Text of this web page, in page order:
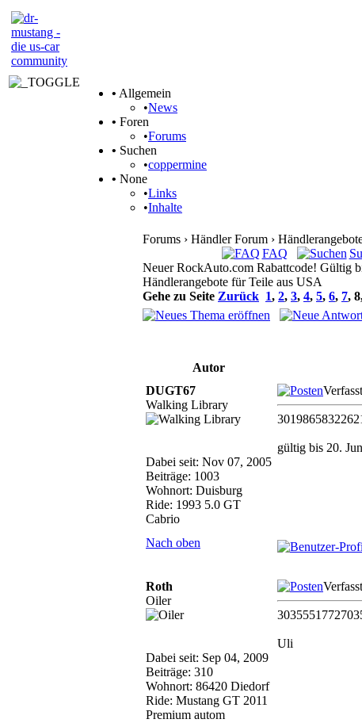
• Allgemein
•News
• Foren
•Forums
• Suchen
•coppermine
• None
•Links
•Inhalte
Forums › Händler Forum ›
FAQ
Neuer RockAuto.com Rabattcode! Gültig
Händlerangebote für Teile aus USA
Gehe zu Seite Zurück 1, 2, 3, 4, 5, 6, 7, 8
Autor
DUGT67
Walking Library
Dabei seit: Nov 07, 2005
Beiträge: 1003
Wohnort: Duisburg
Ride: 1993 5.0 GT
Cabrio
gültig bis 20.
Nach oben
Roth
Oiler
Dabei seit: Sep 04, 2009
Beiträge: 310
Wohnort: 86420 Diedorf
Ride: Mustang GT 2011
Premium autom
Uli